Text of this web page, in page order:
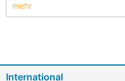
mehr
International